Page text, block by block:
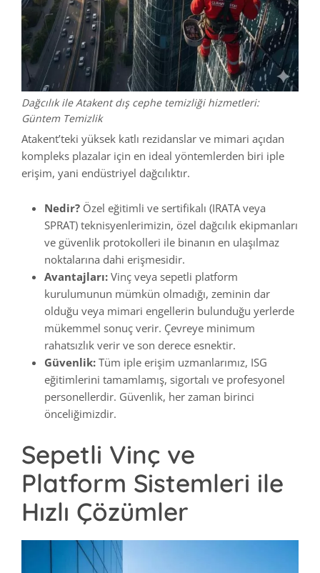
Dağcılık ile Atakent dış cephe temizliği hizmetleri:
Güntem Temizlik
Atakent’teki yüksek katlı rezidanslar ve mimari açıdan
kompleks plazalar için en ideal yöntemlerden biri iple
erişim, yani endüstriyel dağcılıktır.
Nedir? Özel eğitimli ve sertifikalı (IRATA veya
SPRAT) teknisyenlerimizin, özel dağcılık ekipmanları
ve güvenlik protokolleri ile binanın en ulaşılmaz
noktalarına dahi erişmesidir.
Avantajları: Vinç veya sepetli platform
kurulumunun mümkün olmadığı, zeminin dar
olduğu veya mimari engellerin bulunduğu yerlerde
mükemmel sonuç verir. Çevreye minimum
rahatsızlık verir ve son derece esnektir.
Güvenlik: Tüm iple erişim uzmanlarımız, ISG
eğitimlerini tamamlamış, sigortalı ve profesyonel
personellerdir. Güvenlik, her zaman birinci
önceliğimizdir.
Sepetli Vinç ve
Platform Sistemleri ile
Hızlı Çözümler